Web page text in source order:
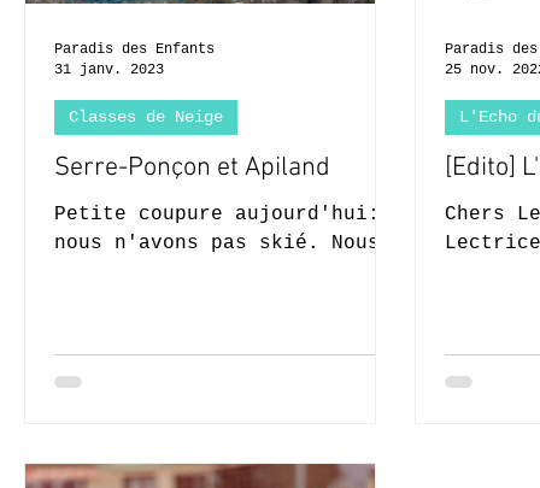
Serre-Ponçon et Apiland
Petite coupure aujourd'hui:
nous n'avons pas skié. Nous
Classes de Neige
Paradis des Enfants
31 janv. 2023
[Edito]
Chers
L'Echo
Paradis
25 nov.